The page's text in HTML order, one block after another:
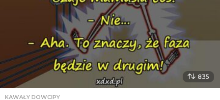
835
KAWAŁY DOWCIPY